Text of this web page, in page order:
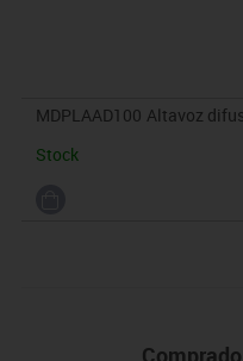
MDPLAAD100 Altavoz
Stock